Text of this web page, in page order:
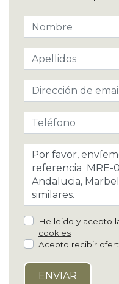
He leido y acepto
cookies
Acepto recibir